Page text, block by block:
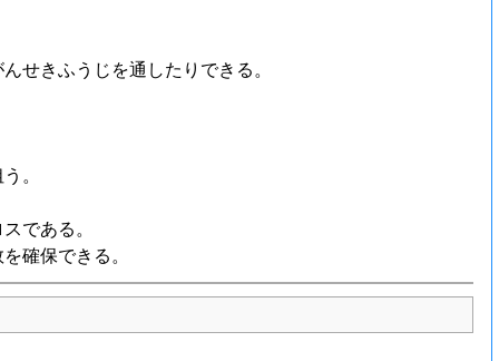
せきふうじを通したりできる。
。
である。
確保できる。